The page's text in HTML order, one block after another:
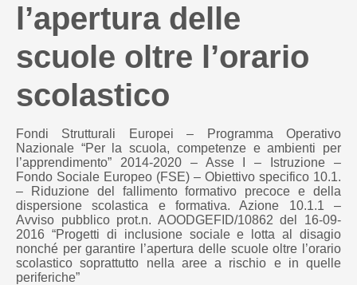
l’apertura delle
scuole oltre l’orario
scolastico
Fondi Strutturali Europei – Programma Operativo
Nazionale “Per la scuola, competenze e ambienti per
l’apprendimento” 2014-2020 – Asse I – Istruzione –
Fondo Sociale Europeo (FSE) – Obiettivo specifico 10.1.
– Riduzione del fallimento formativo precoce e della
dispersione scolastica e formativa. Azione 10.1.1 –
Avviso pubblico prot.n. AOODGEFID/10862 del 16-09-
2016 “Progetti di inclusione sociale e lotta al disagio
nonché per garantire l’apertura delle scuole oltre l’orario
scolastico soprattutto nella aree a rischio e in quelle
periferiche”